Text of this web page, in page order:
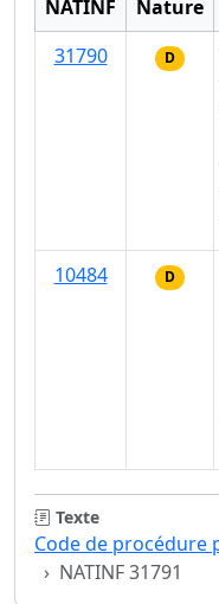
NATINF Nature
31790
D
10484
D
Texte
Code de procédure
NATINF 31791